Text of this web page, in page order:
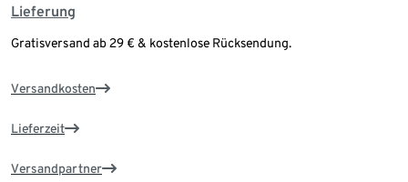
Lieferung
Gratisversand ab 29 € & kostenlose Rücksendung.
Versandkosten
Lieferzeit
Versandpartner